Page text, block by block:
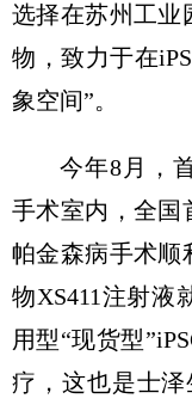
选择在苏州工业
物，致力于在
象空间”。
今年8月，
手术室内，全国
帕金森病手术顺
物XS411注射液
用型“现货型
疗，这也是士